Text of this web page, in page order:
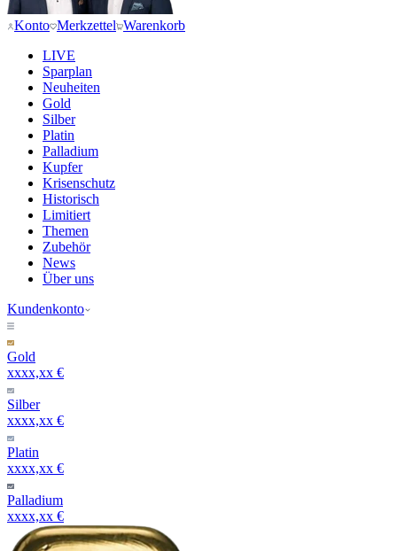
Konto Merkzettel Warenkorb
LIVE
Sparplan
Neuheiten
Gold
Silber
Platin
Palladium
Kupfer
Krisenschutz
Historisch
Limitiert
Themen
Zubehör
News
Über uns
Kundenkonto
Gold
xxxx,xx €
Silber
xxxx,xx €
Platin
xxxx,xx €
Palladium
xxxx,xx €